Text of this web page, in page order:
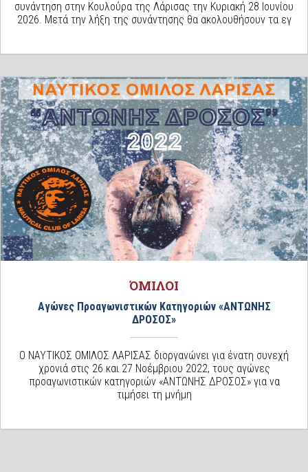
συνάντηση στην Κουλούρα της Λάρισας την Κυριακή 28 Ιουνίου
2026. Μετά την λήξη της συνάντησης θα ακολουθήσουν τα εγ
ΌΜΙΛΟΙ
Αγώνες Προαγωνιστικών Κατηγοριών «ΑΝΤΩΝΗΣ
ΔΡΟΣΟΣ»
Ο ΝΑΥΤΙΚΟΣ ΟΜΙΛΟΣ ΛΑΡΙΣΑΣ διοργανώνει για ένατη συνεχή
χρονιά στις 26 και 27 Νοέμβριου 2022, τους αγώνες
προαγωνιστικών κατηγοριών «ΑΝΤΩΝΗΣ ΔΡΟΣΟΣ» για να
τιμήσει τη μνήμη